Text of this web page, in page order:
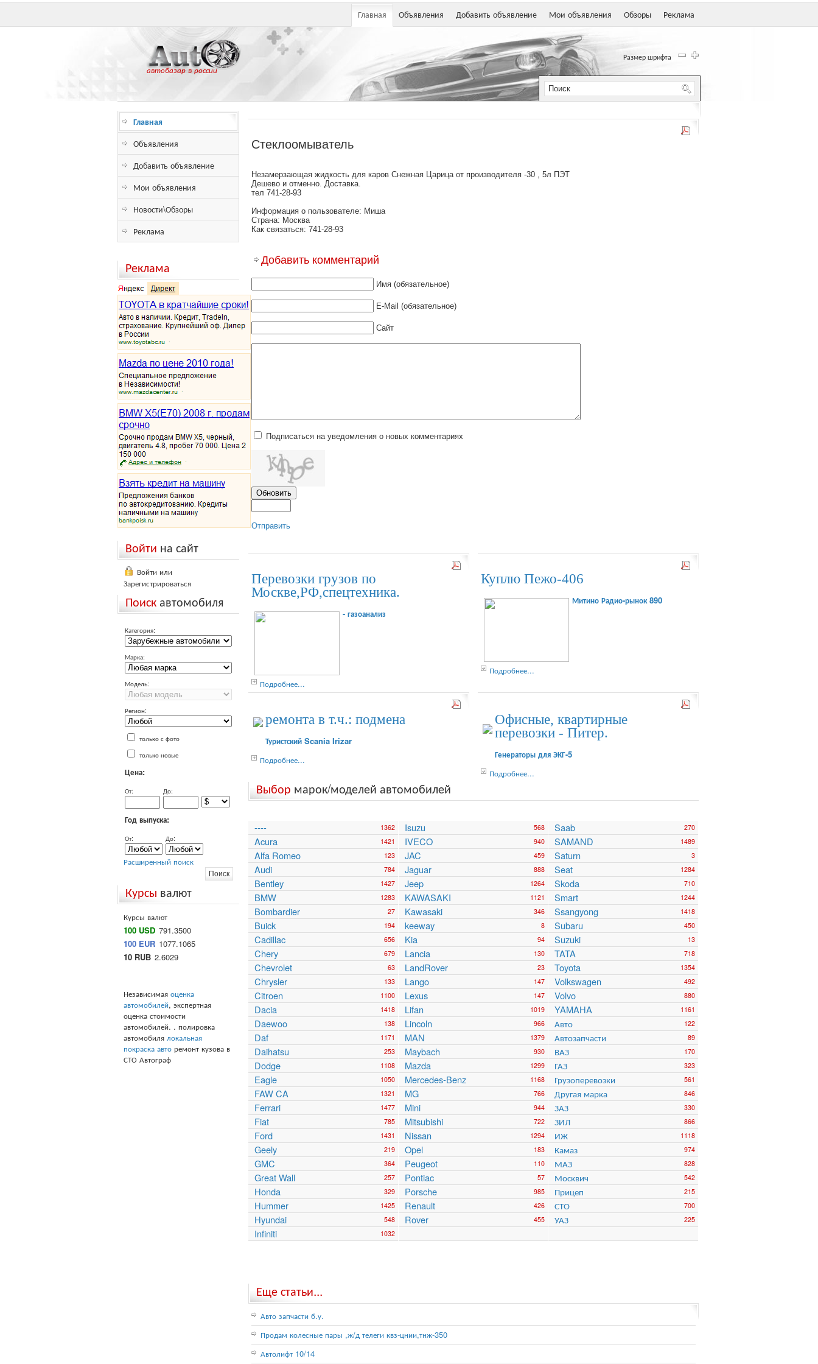
Главная Объявления Добавить объявление Мои объявления Обзоры Реклама
автобазар в россии
Размер шрифта
Главная
Объявления
Добавить объявление
Мои объявления
Новости\Обзоры
Реклама
Реклама
Войти на сайт
Войти или
Зарегистрироваться
Поискавтомобиля
Категория:
Марка:
Модель:
Регион:
только с фото
только новые
Цена:
От: До:
Год выпуска:
От: До:
Расширенный поиск
Курсы валют
Курсы валют
100 USD 791.3500
100 EUR 1077.1065
10 RUB 2.6029
Независимая оценка
автомобилей, экспертная
оценка стоимости
автомобилей. . полировка
автомобиля локальная
покраска авто ремонт кузова в
СТО Автограф
Стеклоомыватель
Незамерзающая жидкость для каров Снежная Царица от производителя -30 , 5л ПЭТ
Дешево и отменно. Доставка.
тел 741-28-93
Информация о пользователе: Миша
Страна: Москва
Как связаться: 741-28-93
Добавить комментарий
Имя (обязательное)
E-Mail (обязательное)
Сайт
Подписаться на уведомления о новых комментариях
Отправить
Перевозки грузов по
Москве,РФ,спецтехника.
- газоанализ
Подробнее...
Куплю Пежо-406
Митино Радио-рынок 890
Подробнее...
ремонта в т.ч.: подмена
Туристский Scania Irizar
Подробнее...
Офисные, квартирные
перевозки - Питер.
Генераторы для ЭКГ-5
Подробнее...
Выбор марок/моделей автомобилей
---- 1362 Isuzu 568 Saab 270
Acura 1421 IVECO 940 SAMAND 1489
Alfa Romeo 123 JAC 459 Saturn 3
Audi 784 Jaguar 888 Seat 1284
Bentley 1427 Jeep 1264 Skoda 710
BMW 1283 KAWASAKI 1121 Smart 1244
Bombardier 27 Kawasaki 346 Ssangyong 1418
Buick 194 keeway 8 Subaru 450
Cadillac 656 Kia 94 Suzuki 13
Chery 679 Lancia 130 TATA 718
Chevrolet 63 LandRover 23 Toyota 1354
Chrysler 133 Lango 147 Volkswagen 492
Citroen 1100 Lexus 147 Volvo 880
Dacia 1418 Lifan 1019 YAMAHA 1161
Daewoo 138 Lincoln 966 Авто 122
Daf 1171 MAN 1379 Автозапчасти 89
Daihatsu 253 Maybach 930 ВАЗ 170
Dodge 1108 Mazda 1299 ГАЗ 323
Eagle 1050 Mercedes-Benz 1168 Грузоперевозки 561
FAW CA 1321 MG 766 Другая марка 846
Ferrari 1477 Mini 944 ЗАЗ 330
Fiat 785 Mitsubishi 722 ЗИЛ 866
Ford 1431 Nissan 1294 ИЖ 1118
Geely 219 Opel 183 Камаз 974
GMC 364 Peugeot 110 МАЗ 828
Great Wall 257 Pontiac 57 Москвич 542
Honda 329 Porsche 985 Прицеп 215
Hummer 1425 Renault 426 СТО 700
Hyundai 548 Rover 455 УАЗ 225
Infiniti 1032
Еще статьи...
Авто запчасти б.у.
Продам колесные пары ,ж/д телеги квз-цнии,тнж-350
Автолифт 10/14